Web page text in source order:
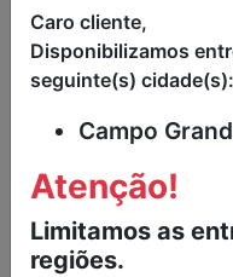
MISTURA
QUEIJO
PINDUCA
MISTURA PARA
SABOR
PREPARAR
Caro cliente,
Disponibilizamos
seguinte(s) cidade(s):
Campo
Atenção!
Limitamos as
regiões.